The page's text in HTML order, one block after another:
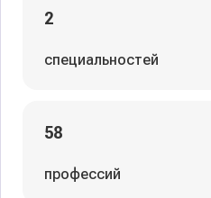
2
специальностей
58
профессий